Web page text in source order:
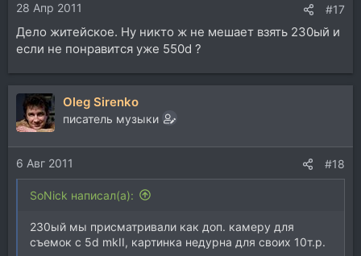
28 Апр 2011 #17
Дело житейское. Ну никто ж не мешает взять 230ый и
если не понравится уже 550d ?
Oleg Sirenko
писатель музыки
6 Авг 2011 #18
SoNick написал(а):
230ый мы присматривали как доп. камеру для
съемок с 5d mkII, картинка недурна для своих 10т.р.